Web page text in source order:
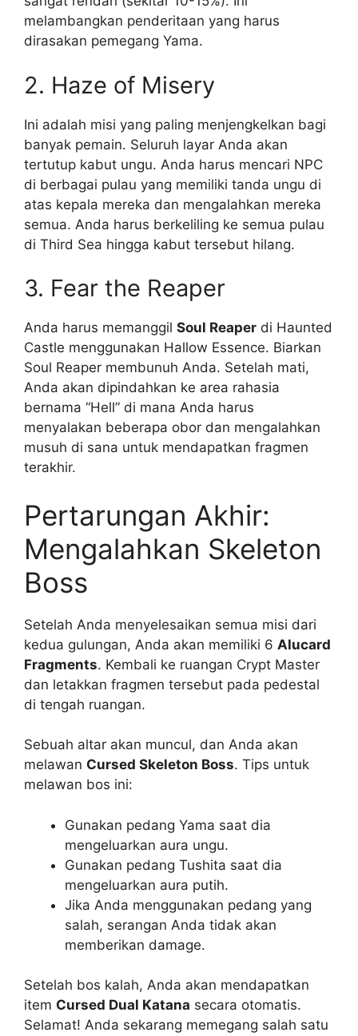
melambangkan penderitaan yang harus
dirasakan pemegang Yama.
2. Haze of Misery
Ini adalah misi yang paling menjengkelkan bagi
banyak pemain. Seluruh layar Anda akan
tertutup kabut ungu. Anda harus mencari NPC
di berbagai pulau yang memiliki tanda ungu di
atas kepala mereka dan mengalahkan mereka
semua. Anda harus berkeliling ke semua pulau
di Third Sea hingga kabut tersebut hilang.
3. Fear the Reaper
Anda harus memanggil Soul Reaper di Haunted
Castle menggunakan Hallow Essence. Biarkan
Soul Reaper membunuh Anda. Setelah mati,
Anda akan dipindahkan ke area rahasia
bernama “Hell” di mana Anda harus
menyalakan beberapa obor dan mengalahkan
musuh di sana untuk mendapatkan fragmen
terakhir.
Pertarungan Akhir:
Mengalahkan Skeleton
Boss
Setelah Anda menyelesaikan semua misi dari
kedua gulungan, Anda akan memiliki 6 Alucard
Fragments. Kembali ke ruangan Crypt Master
dan letakkan fragmen tersebut pada pedestal
di tengah ruangan.
Sebuah altar akan muncul, dan Anda akan
melawan Cursed Skeleton Boss. Tips untuk
melawan bos ini:
Gunakan pedang Yama saat dia
mengeluarkan aura ungu.
Gunakan pedang Tushita saat dia
mengeluarkan aura putih.
Jika Anda menggunakan pedang yang
salah, serangan Anda tidak akan
memberikan damage.
Setelah bos kalah, Anda akan mendapatkan
item Cursed Dual Katana secara otomatis.
Selamat! Anda sekarang memegang salah satu